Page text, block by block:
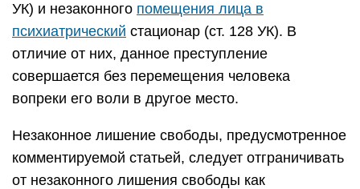
УК) и незаконного помещения лица в
психиатрический стационар (ст. 128 УК). В
отличие от них, данное преступление
совершается без перемещения человека
вопреки его воли в другое место.
Незаконное лишение свободы, предусмотренное
комментируемой статьей, следует отграничивать
от незаконного лишения свободы как